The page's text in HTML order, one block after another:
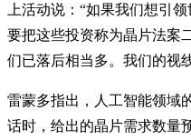
上活动说：“如果我们想引
要把这些投资称为晶片法案
们已落后相当多。我们的视
雷蒙多指出，人工智能领域
话时，给出的晶片需求数量